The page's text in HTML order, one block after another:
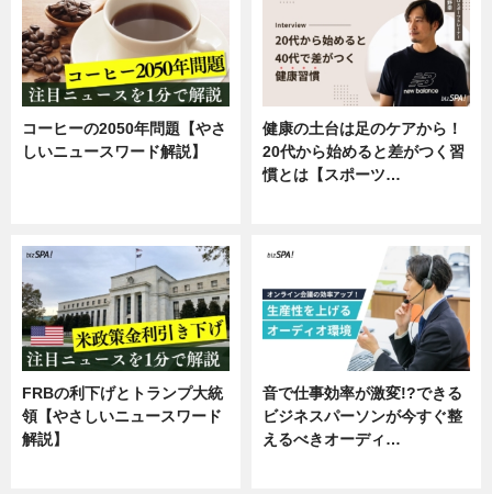
コーヒーの2050年問題【やさ
しいニュースワード解説】
健康の土台は足のケアから！
20代から始めると差がつく習
慣とは【スポーツ…
FRBの利下げとトランプ大統
領【やさしいニュースワード
解説】
音で仕事効率が激変!?できる
ビジネスパーソンが今すぐ整
えるべきオーディ…